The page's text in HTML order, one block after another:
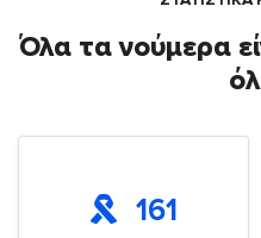
Όλα τα νούμερα
161